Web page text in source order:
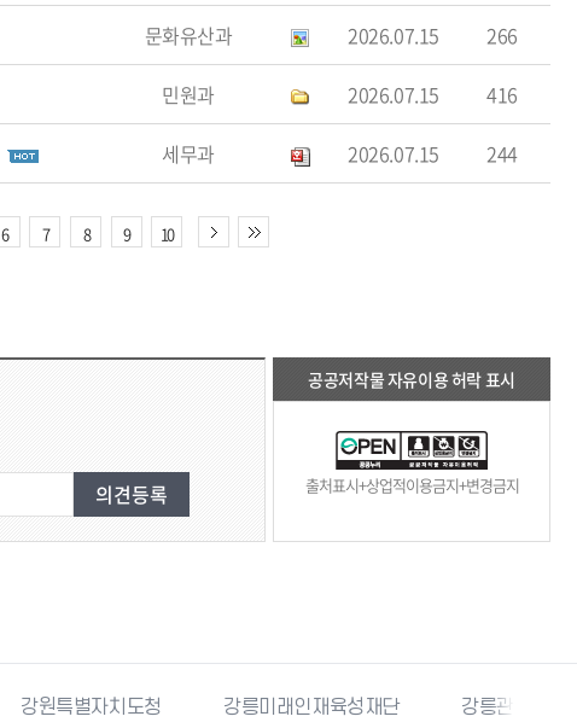
문화유산과 2026.07.15 266
민원과 2026.07.15 416
세무과 2026.07.15 244
6 7 8 9 10
공공저작물 자유이용 허락 표시
출처표시+상업적이용금지+변경금지
강원특별자치도청 강릉미래인재육성재단 강릉관광개발공사